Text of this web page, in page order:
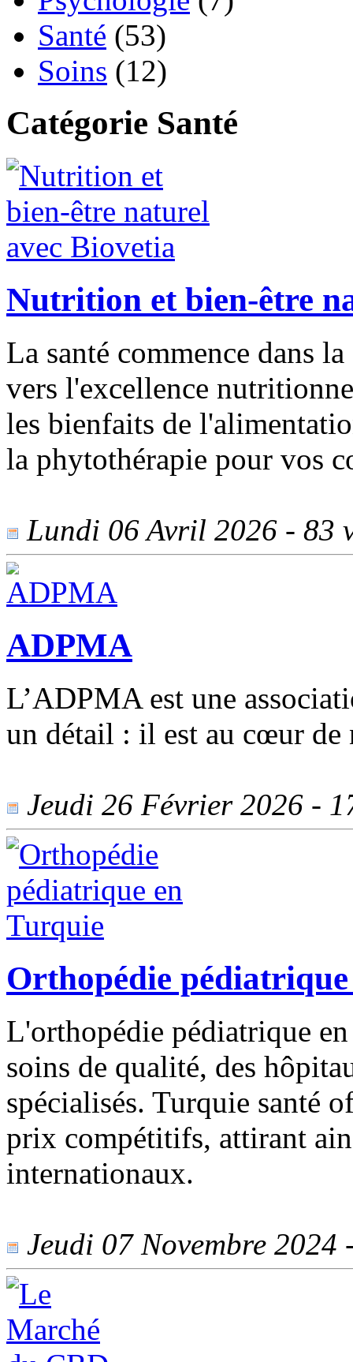
Santé (53)
Soins (12)
Catégorie Santé
Nutrition et bien-être
La santé commence dans
vers l'excellence
les bienfaits de
la phytothérapie pour vos
Lundi 06 Avril 2026 - 83
ADPMA
L’ADPMA est une
un détail : il est au cœur de
Jeudi 26 Février 2026 -
Orthopédie
L'orthopédie pédiatrique
soins de qualité, des
spécialisés. Turquie santé
prix compétitifs, attirant
internationaux.
Jeudi 07 Novembre 2024